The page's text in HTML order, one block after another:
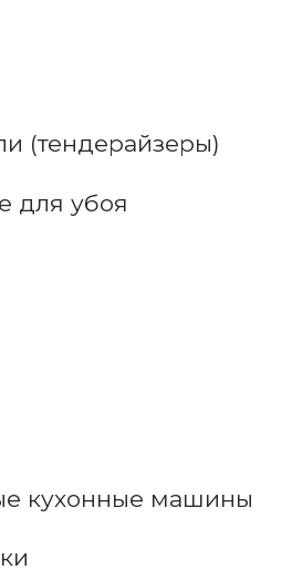
(тендерайзеры)
для убоя
кухонные машины